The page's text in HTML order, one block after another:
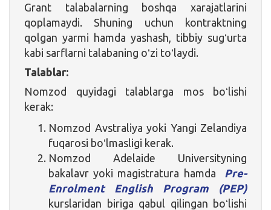
Grant talabalarning boshqa xarajatlarini
qoplamaydi. Shuning uchun kontraktning
qolgan yarmi hamda yashash, tibbiy sugʻurta
kabi sarflarni talabaning oʻzi toʻlaydi.
Talablar:
Nomzod quyidagi talablarga mos boʻlishi
kerak:
Nomzod Avstraliya yoki Yangi Zelandiya
fuqarosi boʻlmasligi kerak.
Nomzod Adelaide Universityning
bakalavr yoki magistratura hamda Pre-
Enrolment English Program (PEP)
kurslaridan biriga qabul qilingan boʻlishi